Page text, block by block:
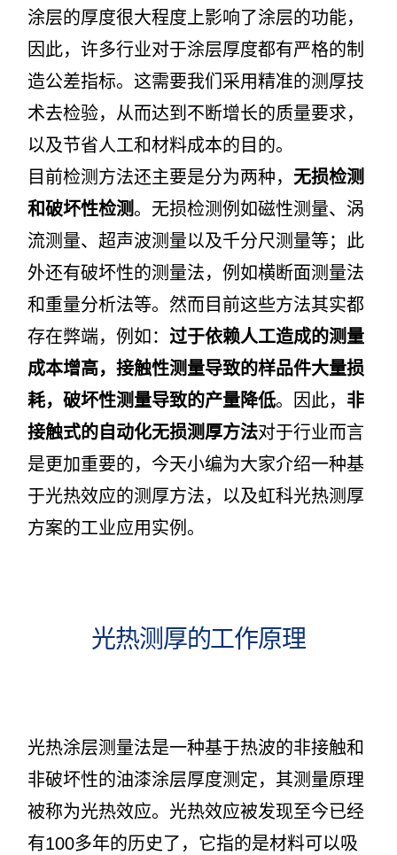
涂层的厚度很大程度上影响了涂层的功能，
因此，许多行业对于涂层厚度都有严格的制
造公差指标。这需要我们采用精准的测厚技
术去检验，从而达到不断增长的质量要求，
以及节省人工和材料成本的目的。
目前检测方法还主要是分为两种， 无损检测
和破坏性检测。无损检测例如磁性测量、涡
流测量、超声波测量以及千分尺测量等；此
外还有破坏性的测量法，例如横断面测量法
和重量分析法等。然而目前这些方法其实都
存在弊端，例如： 过于依赖人工造成的测量
成本增高，接触性测量导致的样品件大量损
耗，破坏性测量导致的产量降低。因此， 非
接触式的自动化无损测厚方法对于行业而言
是更加重要的，今天小编为大家介绍一种基
于光热效应的测厚方法，以及虹科光热测厚
方案的工业应用实例。
光热测厚的工作原理
光热涂层测量法是一种基于热波的非接触和
非破坏性的油漆涂层厚度测定，其测量原理
被称为光热效应。光热效应被发现至今已经
有100多年的历史了，它指的是材料可以吸